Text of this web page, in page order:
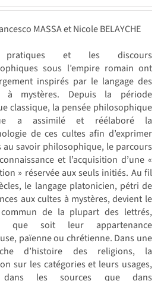
MASSA et Nicole BELAYCHE
et les discours
sous l’empire romain ont
inspirés par le langage des
à mystères. Depuis la période
classique, la pensée philosophique
a assimilé et réélaboré la
de ces cultes afin d’exprimer
au savoir philosophique, le parcours
et l’acquisition d’une «
» réservée aux seuls initiés. Au fil
le langage platonicien, pétri de
aux cultes à mystères, devient le
de la plupart des lettrés,
que soit leur appartenance
païenne ou chrétienne. Dans une
d’histoire des religions, la
sur les catégories et leurs usages,
les sources que dans